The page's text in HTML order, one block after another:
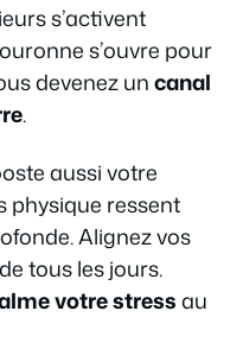
s’activent
s’ouvre pour
devenez uncanal
.
aussi votre
physique ressent
Alignez vos
tous les jours.
votre stressau